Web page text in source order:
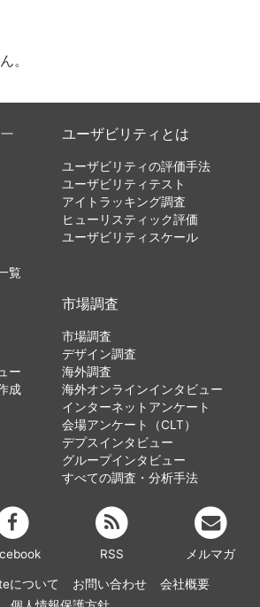
。
覧
ユーザビリティとは
ユーザビリティの評価手法
ユーザビリティテスト
アイトラッキング調査
ヒューリスティック評価
ユーザビリティスケール
ー
成
市場調査
市場調査
デザイン調査
海外調査
海外オンラインインタビュー
インターネットアンケート
会場アンケート（CLT）
デプスインタビュー
グループインタビュー
すべての調査・分析手法
RSS メルマガ
について お問い合わせ
会社概要